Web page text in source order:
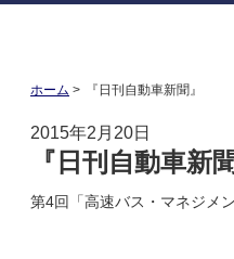
ホーム 『日刊自動車新聞』
2015年2月20日
『日刊自動車新
第4回「高速バス・マネジメ